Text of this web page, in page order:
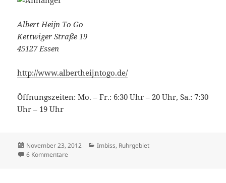
Albert Heijn To Go
Kettwiger Straße 19
45127 Essen
http://www.albertheijntogo.de/
Öffnungszeiten: Mo. – Fr.: 6:30 Uhr – 20 Uhr, Sa.: 7:30
Uhr – 19 Uhr
Veröffentlicht
am
November 23, 2012 Kategorien
Imbiss, Ruhrgebiet
6 Kommentare